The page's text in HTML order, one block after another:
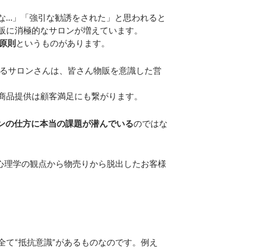
…」「強引な勧誘をされた」と思われると
消極的なサロンが増えています。
則というものがあります。
サロンさんは、皆さん物販を意識した営
提供は顧客満足にも繋がります。
の仕方に本当の課題が潜んでいるのではな
学の観点から物売りから脱出したお客様
“抵抗意識”があるものなのです。例え